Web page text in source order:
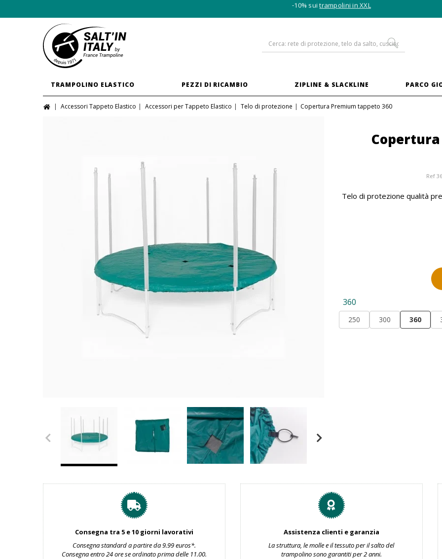
-10% suitrampolini in XXL
TRAMPOLINO ELASTICO PEZZI DI RICAMBIO ZIPLINE & SLACKLINE PARCO
Accessori Tappeto Elastico Accessori per Tappeto Elastico Telo di protezione Copertura Premium tappeto 360
Ref
Telo di protezione qualità
360
250 300 360
Consegna tra 5 e 10 giorni lavorativi
Consegna standard a partire da 9.99 euros*.
Consegna entro 24 ore se ordinato prima delle 11.00.
Assistenza clienti e garanzia
La struttura, le molle e il tessuto per il salto del
trampolino sono garantiti per 2 anni.